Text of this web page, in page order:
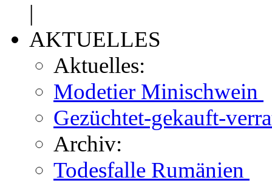
|
AKTUELLES
Aktuelles:
Modetier Minischwein
Gezüchtet-gekauft-
Archiv:
Todesfalle Rumänien